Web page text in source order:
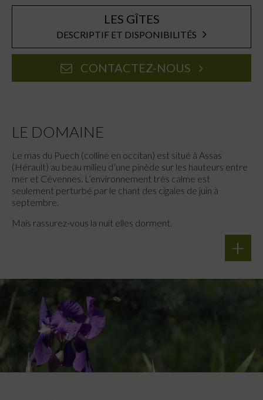
LES GÎTES
DESCRIPTIF ET DISPONIBILITÉS
CONTACTEZ-NOUS
LE DOMAINE
Le mas du Puech (colline en occitan) est situé à Assas
(Hérault) au beau milieu d’une pinède sur les hauteurs entre
mer et Cévennes. L’environnement très calme est
seulement perturbé par le chant des cigales de juin à
septembre.
Mais rassurez-vous la nuit elles dorment.
+